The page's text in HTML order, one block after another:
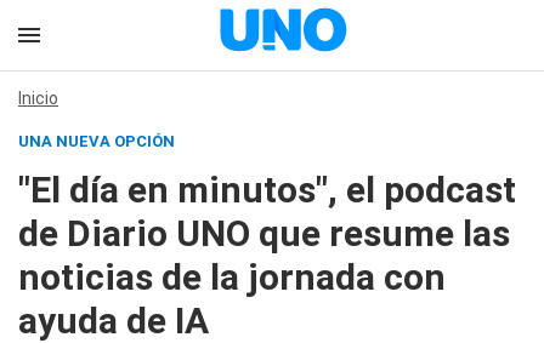
Inicio
UNA NUEVA OPCIÓN
"El día en minutos", el podcast
de Diario UNO que resume las
noticias de la jornada con
ayuda de IA